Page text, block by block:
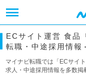
ECサイト運営 食品
転職・中途採用情報
マイナビ転職では「ECサイ
求人・中途採用情報を多数